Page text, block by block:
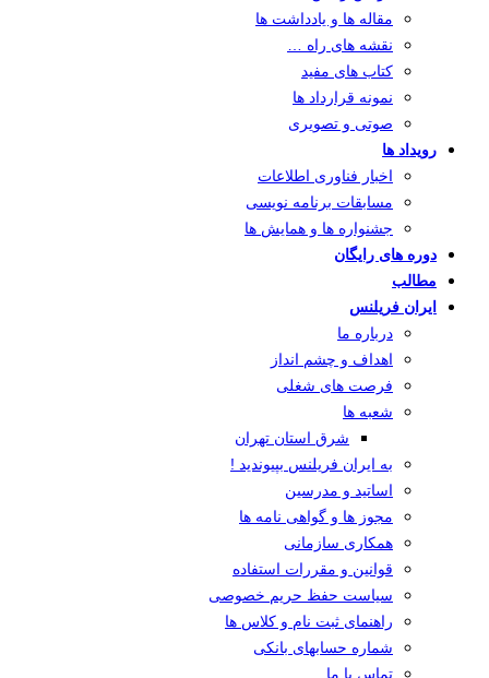
مقاله ها و یادداشت ها
نقشه های راه …
کتاب های مفید
نمونه قرارداد ها
صوتی و تصویری
رویداد ها
اخبار فناوری اطلاعات
مسابقات برنامه نویسی
جشنواره ها و همایش ها
دوره های رایگان
مطالب
ایران فریلنس
درباره ما
اهداف و چشم انداز
فرصت های شغلی
شعبه ها
شرق استان تهران
به ایران فریلنس بپیوندید !
اساتید و مدرسین
مجوز ها و گواهی نامه ها
همکاری سازمانی
قوانین و مقررات استفاده
سیاست حفظ حریم خصوصی
راهنمای ثبت نام و کلاس ها
شماره حسابهای بانکی
تماس با ما